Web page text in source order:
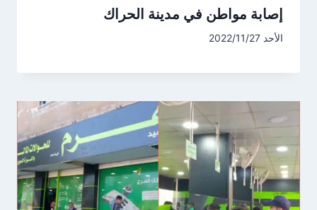
إصابة مواطن في مدينة الحراك
الأحد 2022/11/27